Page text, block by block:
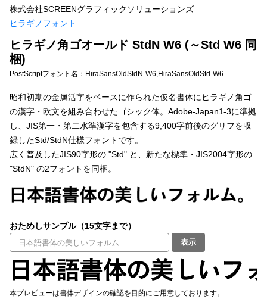
カート 0
マイページ
お気に入り
ご利用ガイド
丸ゴシック
宋朝体 清朝体
江戸文字 デザイン毛筆
すべてを表示
太さ・ウェイト
セット or 単体
文字種類
株式会社SCREENグラフィックソリューションズ
ヒラギノフォント
ヒラギノ角ゴオールド StdN W6 (～Std W6 同
梱)
PostScriptフォント名： HiraSansOldStdN-W6,HiraSansOldStd-W6
昭和初期の金属活字をベースに作られた仮名書体にヒラギノ角ゴ
の漢字・欧文を組み合わせたゴシック体。Adobe-Japan1-3に準拠
し、JIS第一・第二水準漢字を包含する9,400字前後のグリフを収
録したStd/StdN仕様フォントです。
広く普及したJIS90字形の "Std" と、新たな標準・JIS2004字形の
"StdN" の2フォントを同梱。
おためしサンプル（15文字まで）
表示
本プレビューは書体デザインの確認を目的にご用意しております。